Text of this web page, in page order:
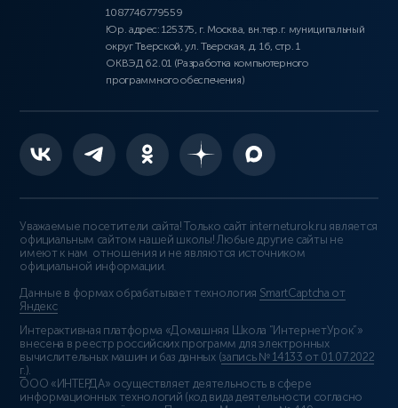
1087746779559
Юр. адрес: 125375, г. Москва, вн.тер.г. муниципальный
округ Тверской, ул. Тверская, д. 16, стр. 1
ОКВЭД 62.01 (Разработка компьютерного
программного обеспечения)
Уважаемые посетители сайта! Только сайт interneturok.ru является
официальным сайтом нашей школы! Любые другие сайты не
имеют к нам отношения и не являются источником
официальной информации.
Данные в формах обрабатывает технология SmartCaptcha от
Яндекс
Интерактивная платформа «Домашняя Школа “ИнтернетУрок”»
внесена в реестр российских программ для электронных
вычислительных машин и баз данных (запись № 14133 от 01.07.2022
г.).
ООО «ИНТЕРДА» осуществляет деятельность в сфере
информационных технологий (код вида деятельности согласно